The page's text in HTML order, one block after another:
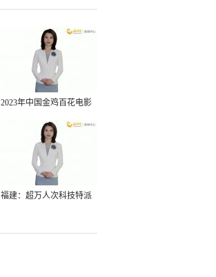
2023年中国金鸡百花电影
节有福电影巡展31日启动
福建：超万人次科技特派